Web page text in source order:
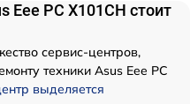
PC X101CH стоит
сервис-центров,
техники Asus Eee PC
выделяется